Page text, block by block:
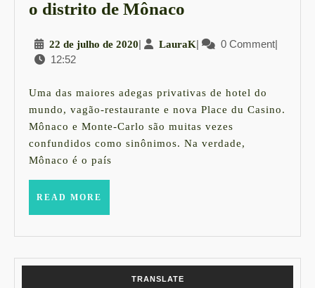
o distrito de Mônaco
curiosidades
o
distrito
de
22 de julho de 202022
de
2020
| LauraKLauraK
| 0 Comment|
12:52
Uma das maiores adegas privativas de hotel do
mundo, vagão-restaurante e nova Place du Casino.
Mônaco e Monte-Carlo são muitas vezes
confundidos como sinônimos. Na verdade,
Mônaco é o país
READ MORE
TRANSLATE